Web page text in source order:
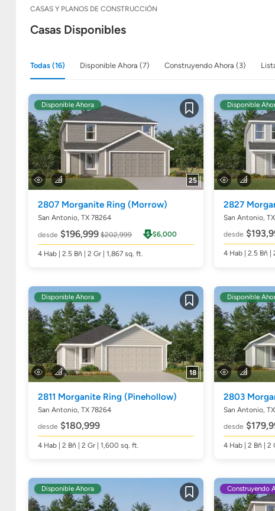
CASAS Y PLANOS DE CONSTRUCCIÓN
Casas Disponibles
Todas (16) Disponible Ahora (7) Construyendo Ahora (3)
Guardar
25
Disponible Ahora
2807 Morganite Ring (Morrow)
San Antonio, TX 78264
desde $196,999 $202,999 $6,000
4 Hab | 2.5 Bñ | 2 Gr | 1,867 sq. ft.
Disponible
2827
San Antonio,
desde
4 Hab| 2.5 Bñ |
Guardar
18
Disponible Ahora
2811 Morganite Ring (Pinehollow)
San Antonio, TX 78264
desde $180,999
4 Hab | 2 Bñ | 2 Gr | 1,600 sq. ft.
Disponible
2803
San Antonio,
desde
4 Hab| 2 Bñ | 2
Guardar
Disponible Ahora Construyendo